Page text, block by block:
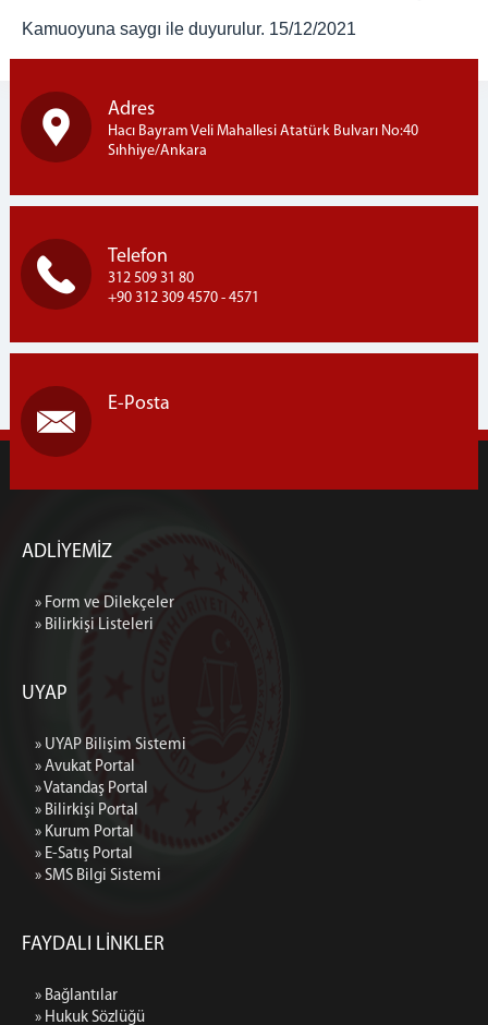
Kamuoyuna saygı ile duyurulur. 15/12/2021
Adres
Hacı Bayram Veli Mahallesi Atatürk Bulvarı No:40
Sıhhiye/Ankara
Telefon
312 509 31 80
+90 312 309 4570 - 4571
E-Posta
ADLİYEMİZ
» Form ve Dilekçeler
» Bilirkişi Listeleri
UYAP
» UYAP Bilişim Sistemi
» Avukat Portal
» Vatandaş Portal
» Bilirkişi Portal
» Kurum Portal
» E-Satış Portal
» SMS Bilgi Sistemi
FAYDALI LİNKLER
» Bağlantılar
» Hukuk Sözlüğü